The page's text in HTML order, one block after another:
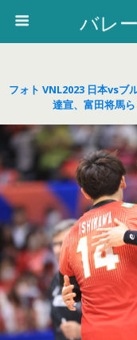
バレ
フォト VNL2023 日本vsブ
達宣、富田将馬